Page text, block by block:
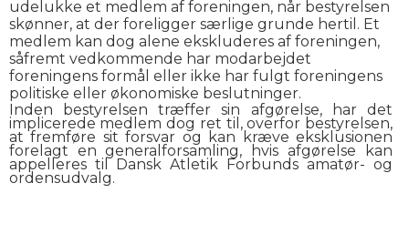
udelukke et medlem af foreningen, når bestyrelsen
skønner, at der foreligger særlige grunde hertil. Et
medlem kan dog alene ekskluderes af foreningen,
såfremt vedkommende har modarbejdet
foreningens formål eller ikke har fulgt foreningens
politiske eller økonomiske beslutninger.
Inden bestyrelsen træffer sin afgørelse, har det
implicerede medlem dog ret til, overfor bestyrelsen,
at fremføre sit forsvar og kan kræve eksklusionen
forelagt en generalforsamling, hvis afgørelse kan
appelleres til Dansk Atletik Forbunds amatør- og
ordensudvalg.